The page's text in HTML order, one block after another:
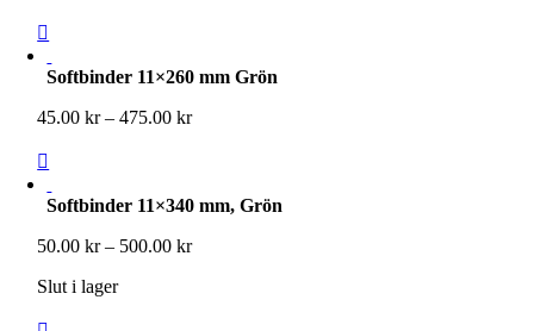
Softbinder 11×260 mm Grön
45.00kr – 475.00krPrisintervall:
Softbinder 11×340 mm, Grön
50.00kr – 500.00krPrisintervall:
Slut i lager